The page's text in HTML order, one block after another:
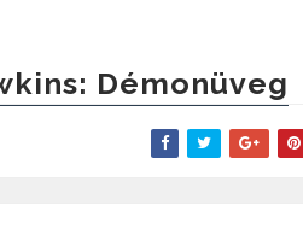
Démonüveg